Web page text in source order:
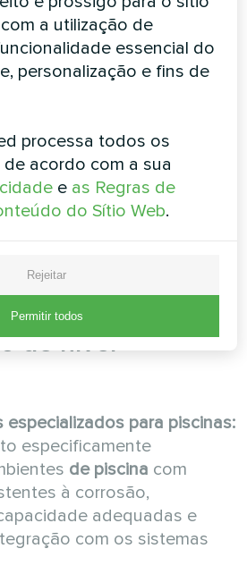
o conforto. Este
a produção excessiva
condições
separados para
otimizar as condições em
áreas da piscina, os
de circulação podem
de nível
para piscinas:
especificamente
de piscina com
à corrosão,
adequadas e
com os sistemas
a utilização de
essencial do
personalização e fins de
processa todos os
acordo com a sua
e as Regras de
do Sítio Web.
Rejeitar
Permitir todos